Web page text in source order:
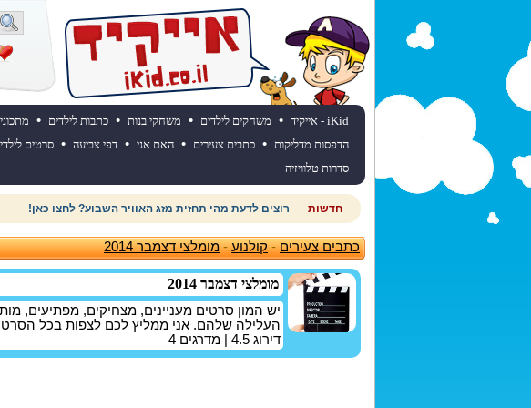
iKid - אייקיד • משחקים לילדים • משחקי בנות • כתבות לילדים •
הדפסות מדליקות • כתבים צעירים • האם אני • דפי צביעה • סרטים
סדרות טלוויזיה
חדשות רוצים לדעת מהי תחזית מזג האוויר השבוע? לחצו כאן!
כתבים צעירים-קולנוע-מומלצי דצמבר 2014
מומלצי דצמבר 2014
העלילה שלהם. אני ממליץ לכם לצפות בכל
דירוג 4.5 | מדרגים 4